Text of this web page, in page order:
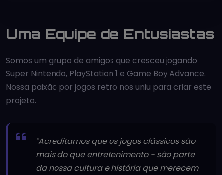
Uma Equipe de Entusiastas
Somos um grupo de amigos que cresceu jogando
Super Nintendo, PlayStation 1 e Game Boy Advance.
Nossa paixão por jogos retro nos uniu para criar este
projeto.
"Acreditamos que os jogos clássicos são
mais do que entretenimento - são parte
da nossa cultura e história que merecem